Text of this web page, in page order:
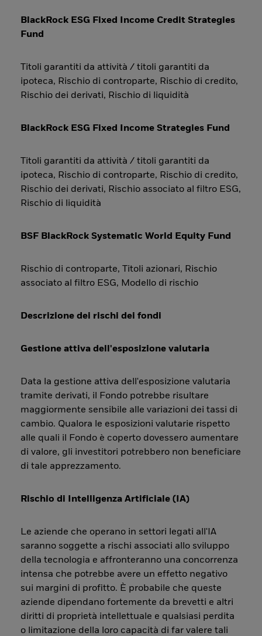
BlackRock ESG Fixed Income Credit Strategies
Fund
Titoli garantiti da attività / titoli garantiti da
ipoteca, Rischio di controparte, Rischio di credito,
Rischio dei derivati, Rischio di liquidità
BlackRock ESG Fixed Income Strategies Fund
Titoli garantiti da attività / titoli garantiti da
ipoteca, Rischio di controparte, Rischio di credito,
Rischio dei derivati, Rischio associato al filtro ESG,
Rischio di liquidità
BSF BlackRock Systematic World Equity Fund
Rischio di controparte, Titoli azionari, Rischio
associato al filtro ESG, Modello di rischio
Descrizione dei rischi dei fondi
Gestione attiva dell'esposizione valutaria
Data la gestione attiva dell'esposizione valutaria
tramite derivati, il Fondo potrebbe risultare
maggiormente sensibile alle variazioni dei tassi di
cambio. Qualora le esposizioni valutarie rispetto
alle quali il Fondo è coperto dovessero aumentare
di valore, gli investitori potrebbero non beneficiare
di tale apprezzamento.
Rischio di Intelligenza Artificiale (IA)
Le aziende che operano in settori legati all'IA
saranno soggette a rischi associati allo sviluppo
della tecnologia e affronteranno una concorrenza
intensa che potrebbe avere un effetto negativo
sui margini di profitto. È probabile che queste
aziende dipendano fortemente da brevetti e altri
diritti di proprietà intellettuale e qualsiasi perdita
o limitazione della loro capacità di far valere tali